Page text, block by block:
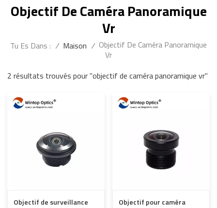
Objectif De Caméra Panoramique
Vr
Tu Es Dans : / Maison / Objectif De Caméra Panoramique
Vr
2 résultats trouvés pour "objectif de caméra panoramique vr"
Objectif de surveillance
Objectif pour caméra